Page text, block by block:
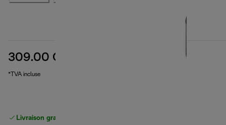
309.00 CHF prix original 329.00 CHF
*TVA incluse
Livraison gratuite